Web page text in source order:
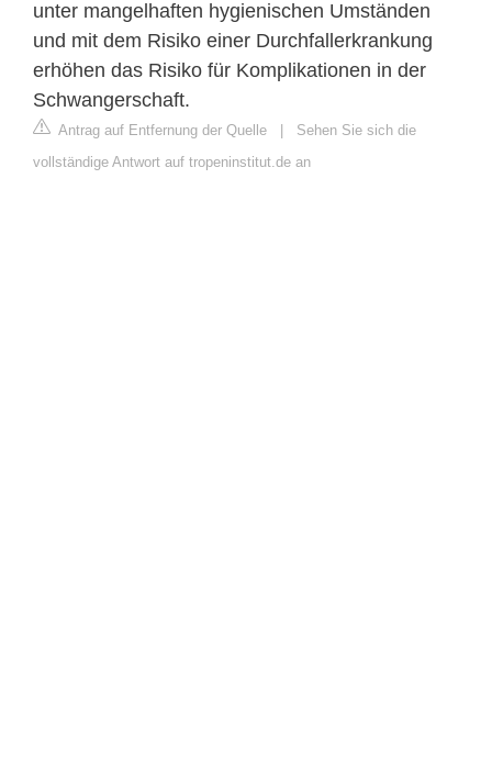
unter mangelhaften hygienischen Umständen
und mit dem Risiko einer Durchfallerkrankung
erhöhen das Risiko für Komplikationen in der
Schwangerschaft.
Antrag auf Entfernung der Quelle | Sehen Sie sich die
vollständige Antwort auf tropeninstitut.de an